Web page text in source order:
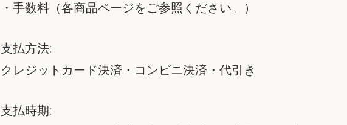
・手数料（各商品ページをご参照ください。）
支払方法:
クレジットカード決済・コンビニ決済・代引き
支払時期: